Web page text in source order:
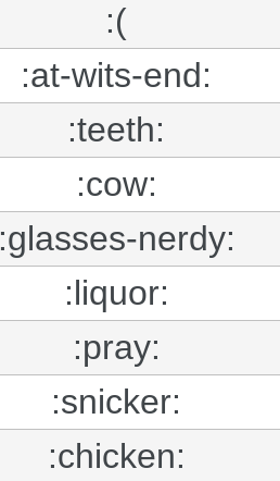
:(
:at-wits-end:
:teeth:
:cow:
:glasses-nerdy:
:liquor:
:pray:
:snicker:
:chicken: